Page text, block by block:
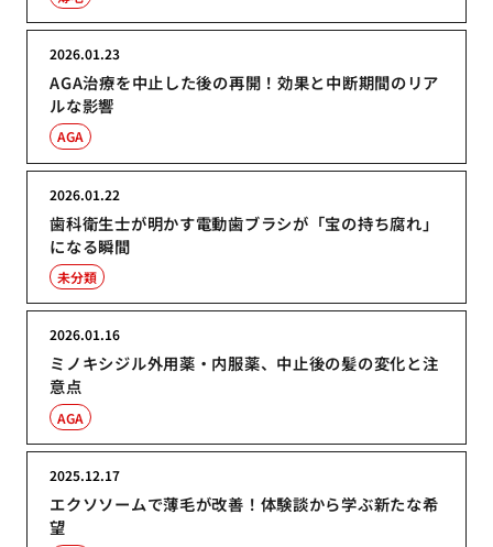
AGA治療を中止した後の再開！効果と中断期間のリア
ルな影響
2026.01.23
AGA
歯科衛生士が明かす電動歯ブラシが「宝の持ち腐れ」
になる瞬間
2026.01.22
未分類
ミノキシジル外用薬・内服薬、中止後の髪の変化と注
意点
2026.01.16
AGA
エクソソームで薄毛が改善！体験談から学ぶ新たな希
望
2025.12.17